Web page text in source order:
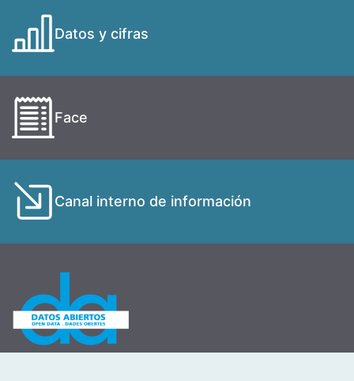
Datos y cifras
Face
Canal interno de información